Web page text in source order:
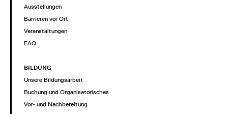
Ausstellungen
Barrieren vor Ort
Veranstaltungen
FAQ
BILDUNG
Unsere Bildungsarbeit
Buchung und Organisatorisches
Vor- und Nachbereitung